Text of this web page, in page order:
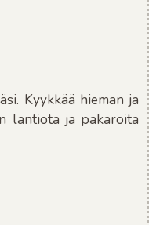
Kyykkää hieman ja
lantiota ja pakaroita